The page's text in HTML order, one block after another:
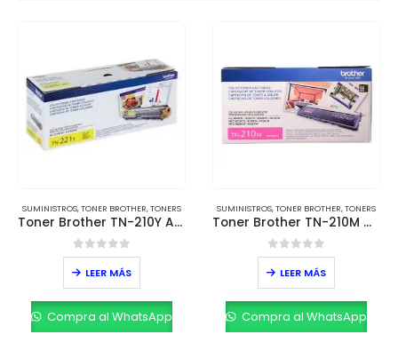
SUMINISTROS,TONER BROTHER,TONERS
Toner Brother TN-210Y Amarillo – Rendimiento de 2,500 páginas
0out of 5
LEER MÁS
Compra al WhatsApp
SUMINISTROS,TONER BROTHER,TONERS
Toner Brother TN-210M Magenta – Rendimiento de 1,400 páginas
0out of 5
LEER MÁS
Compra al WhatsApp